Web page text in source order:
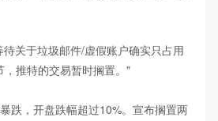
关于垃圾邮件/虚假账户确实只占用
，推特的交易暂时搁置。"
跌，开盘跌幅超过10%。宣布搁置两